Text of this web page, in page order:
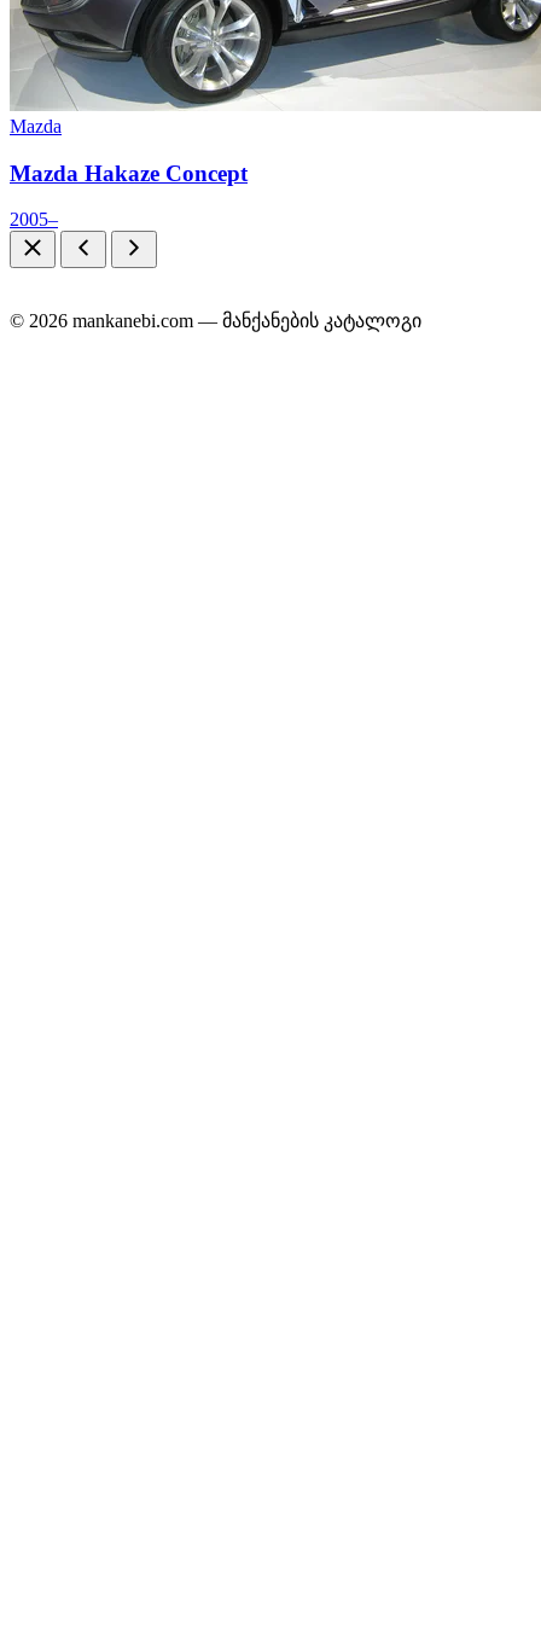
Mazda
Mazda Hakaze Concept
2005–
© 2026 mankanebi.com — მანქანების კატალოგი